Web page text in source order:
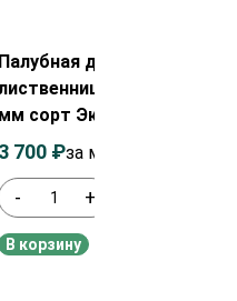
Палубная доска из
28х90х2000
мм сорт Экстра
- +
3 700 ₽за м²
В корзину